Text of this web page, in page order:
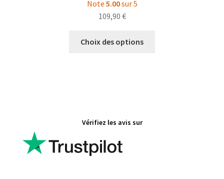
Note 5.00sur 5
109,90 €
Choix des options
Vérifiez les avis sur